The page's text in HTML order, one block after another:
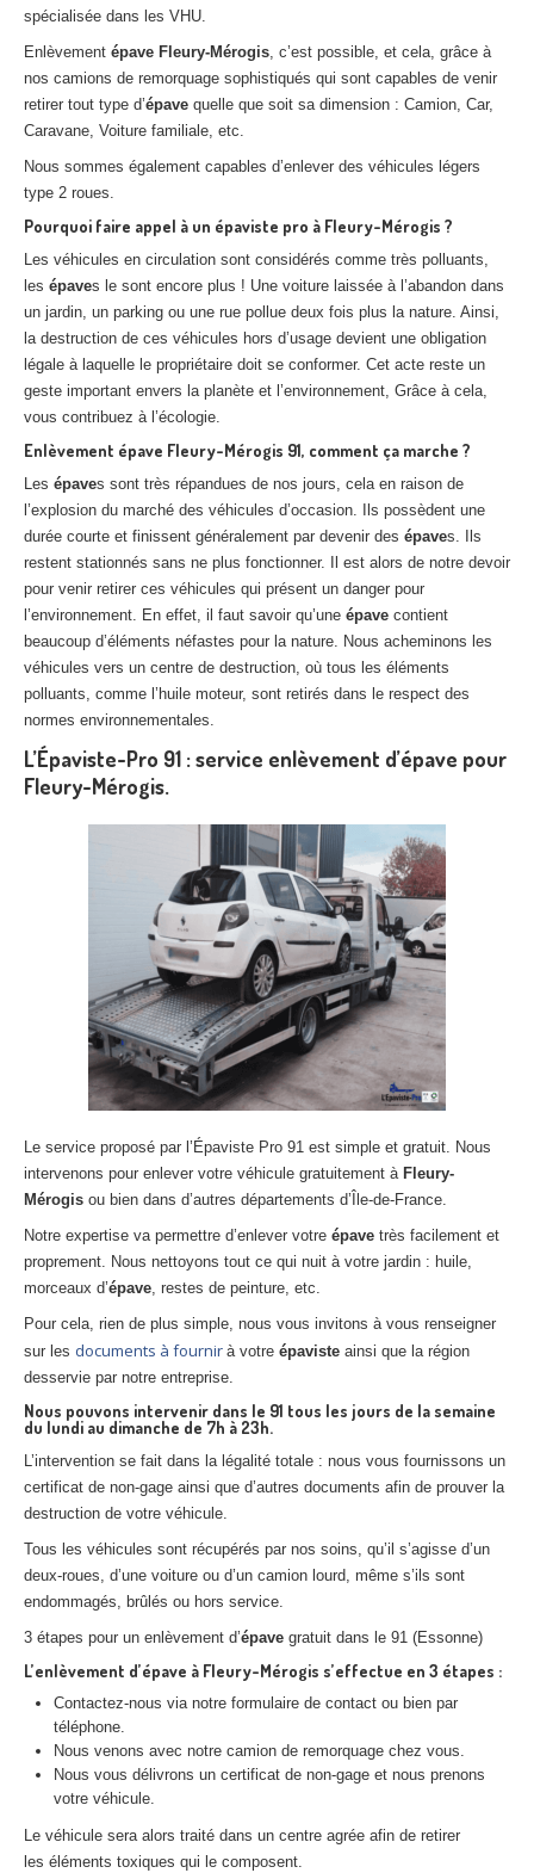
spécialisée dans les VHU.
Enlèvement épave Fleury-Mérogis, c’est possible, et cela, grâce à
nos camions de remorquage sophistiqués qui sont capables de venir
retirer tout type d’épave quelle que soit sa dimension : Camion, Car,
Caravane, Voiture familiale, etc.
Nous sommes également capables d’enlever des véhicules légers
type 2 roues.
Pourquoi faire appel à un épaviste pro à Fleury-Mérogis ?
Les véhicules en circulation sont considérés comme très polluants,
les épaves le sont encore plus ! Une voiture laissée à l’abandon dans
un jardin, un parking ou une rue pollue deux fois plus la nature. Ainsi,
la destruction de ces véhicules hors d’usage devient une obligation
légale à laquelle le propriétaire doit se conformer. Cet acte reste un
geste important envers la planète et l’environnement, Grâce à cela,
vous contribuez à l’écologie.
Enlèvement épave Fleury-Mérogis 91, comment ça marche ?
Les épaves sont très répandues de nos jours, cela en raison de
l’explosion du marché des véhicules d’occasion. Ils possèdent une
durée courte et finissent généralement par devenir des épaves. Ils
restent stationnés sans ne plus fonctionner. Il est alors de notre devoir
pour venir retirer ces véhicules qui présent un danger pour
l’environnement. En effet, il faut savoir qu’une épave contient
beaucoup d’éléments néfastes pour la nature. Nous acheminons les
véhicules vers un centre de destruction, où tous les éléments
polluants, comme l’huile moteur, sont retirés dans le respect des
normes environnementales.
L’Épaviste-Pro 91 : service enlèvement d’épave pour
Fleury-Mérogis.
Le service proposé par l’Épaviste Pro 91 est simple et gratuit. Nous
intervenons pour enlever votre véhicule gratuitement à Fleury-
Mérogis ou bien dans d’autres départements d’Île-de-France.
Notre expertise va permettre d’enlever votre épave très facilement et
proprement. Nous nettoyons tout ce qui nuit à votre jardin : huile,
morceaux d’épave, restes de peinture, etc.
Pour cela, rien de plus simple, nous vous invitons à vous renseigner
sur les documents à fournir à votre épaviste ainsi que la région
desservie par notre entreprise.
Nous pouvons intervenir dans le 91 tous les jours de la semaine
du lundi au dimanche de 7h à 23h.
L’intervention se fait dans la légalité totale : nous vous fournissons un
certificat de non-gage ainsi que d’autres documents afin de prouver la
destruction de votre véhicule.
Tous les véhicules sont récupérés par nos soins, qu’il s’agisse d’un
deux-roues, d’une voiture ou d’un camion lourd, même s’ils sont
endommagés, brûlés ou hors service.
3 étapes pour un enlèvement d’épave gratuit dans le 91 (Essonne)
L’enlèvement d’épave à Fleury-Mérogis s’effectue en 3 étapes :
Contactez-nous via notre formulaire de contact ou bien par
téléphone.
Nous venons avec notre camion de remorquage chez vous.
Nous vous délivrons un certificat de non-gage et nous prenons
votre véhicule.
Le véhicule sera alors traité dans un centre agrée afin de retirer
les éléments toxiques qui le composent.